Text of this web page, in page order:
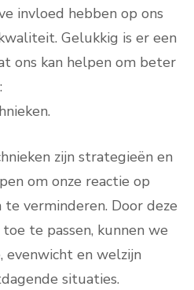
invloed hebben op ons
Gelukkig is er een
ons kan helpen om beter
zijn strategieën en
om onze reactie op
verminderen. Door deze
te passen, kunnen we
evenwicht en welzijn
situaties.